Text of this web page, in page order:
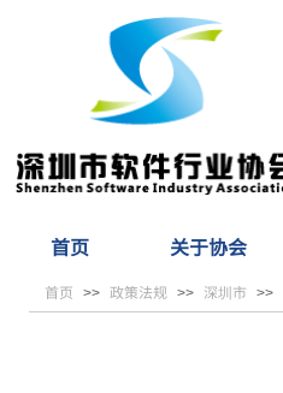
首页 关于协会
首页 >> 政策法规 >> 深圳市 >>